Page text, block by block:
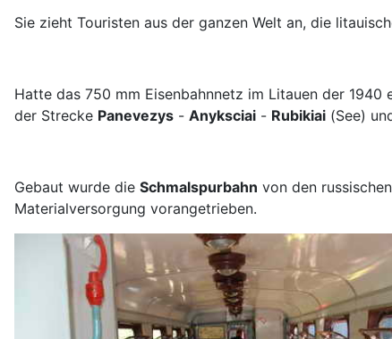
Sie zieht Touristen aus der ganzen Welt an, die
Hatte das 750 mm Eisenbahnnetz im Litauen der
der Strecke Panevezys - Anyksciai - Rubikiai (See)
Gebaut wurde die Schmalspurbahn von den
Materialversorgung vorangetrieben.